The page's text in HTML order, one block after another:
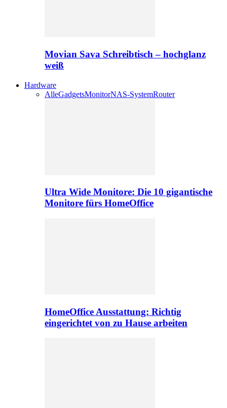
Movian Sava Schreibtisch – hochglanz
weiß
Hardware
AlleGadgetsMonitorNAS-SystemRouter
Ultra Wide Monitore: Die 10 gigantische
Monitore fürs HomeOffice
HomeOffice Ausstattung: Richtig
eingerichtet von zu Hause arbeiten